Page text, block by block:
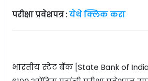
परीक्षा प्रवेशपत्र :येथे क्लिक करा
भारतीय स्टेट बँक [State Bank of